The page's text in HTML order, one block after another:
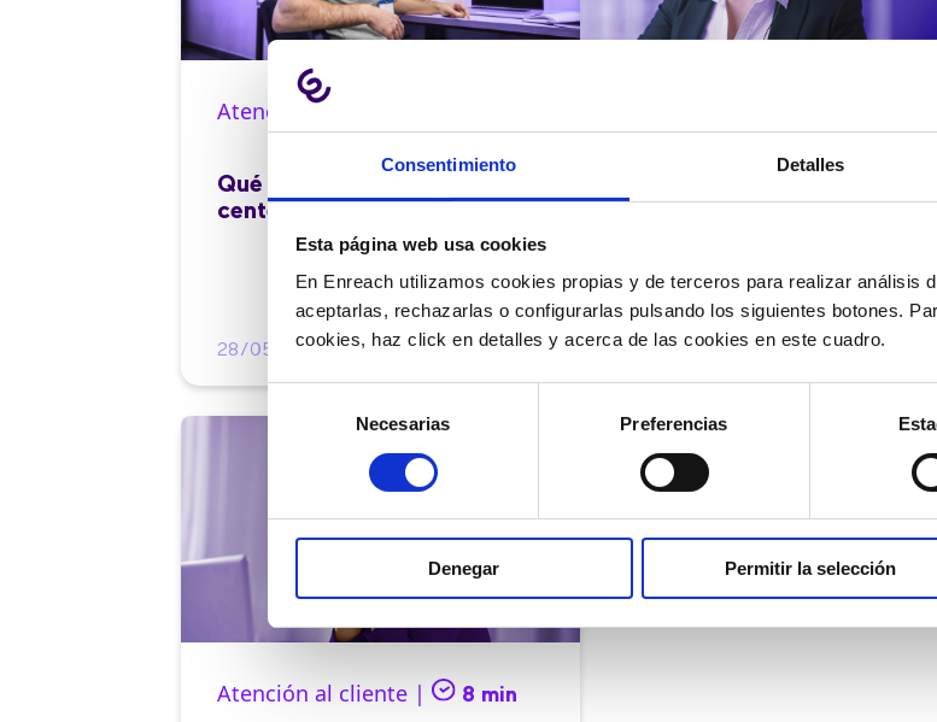
Consentimiento Detalles
Esta página web usa cookies
En Enreach utilizamos cookies propias y de terceros para realizar análisis
aceptarlas, rechazarlas o configurarlas pulsando los siguientes botones.
cookies, haz click en detalles y acerca de las cookies en este cuadro.
consentimiento
Necesarias Preferencias
Denegar Permitir la selección
Atención al cliente |
Qué es el FCR en un contact
center y cómo mejorarlo
28/05/2026
Cómo automatizar la
evaluación de llamadas en
12/05/2026
Atención al cliente | 8 min